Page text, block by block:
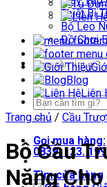
Thiết Bị
Bộ Leo
Đồ Chơi
Tìm
kiếm:
Tìm
kiếm:
Gọi mua hàng:
0839. 123. 199
Tìm cửa hàng
Blog
Liên
Trang chủ / Cầu
Bộ Cầu
Năng